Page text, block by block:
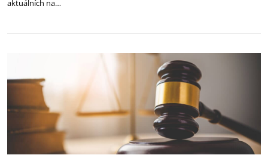
aktuálních na…